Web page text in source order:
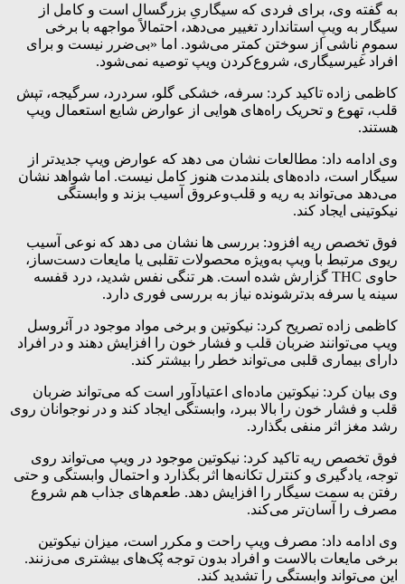
به گفته وی، برای فردی که سیگاریِ بزرگسال است و کامل از
سیگار به ویپِ استاندارد تغییر می‌دهد، احتمالاً مواجهه با برخی
سمومِ ناشی از سوختن کمتر می‌شود. اما «بی‌ضرر نیست و برای
افراد غیرسیگاری، شروع‌کردن ویپ توصیه نمی‌شود.
کاظمی زاده تاکید کرد: سرفه، خشکی گلو، سردرد، سرگیجه، تپش
قلب، تهوع و تحریک راه‌های هوایی از عوارض شایع‌ استعمال ویپ
هستند.
وی ادامه داد: مطالعات نشان می دهد که عوارض ویپ جدیدتر از
سیگار است، داده‌های بلندمدت هنوز کامل نیست. اما شواهد نشان
می‌دهد می‌تواند به ریه و قلب‌وعروق آسیب بزند و وابستگی
نیکوتینی ایجاد کند.
فوق تخصص ریه افزود: بررسی ها نشان می دهد که نوعی آسیب
ریوی مرتبط با ویپ به‌ویژه محصولات تقلبی یا مایعات دست‌ساز،
حاوی THC گزارش شده است. هر تنگی نفس شدید، درد قفسه
سینه یا سرفه بدترشونده نیاز به بررسی فوری دارد.
کاظمی زاده تصریح کرد: نیکوتین و برخی مواد موجود در آئروسل
ویپ می‌توانند ضربان قلب و فشار خون را افزایش دهند و در افراد
دارای بیماری قلبی می‌تواند خطر را بیشتر کند.
وی بیان کرد: نیکوتین ماده‌ای اعتیادآور است که می‌تواند ضربان
قلب و فشار خون را بالا ببرد، وابستگی ایجاد کند و در نوجوانان روی
رشد مغز اثر منفی بگذارد.
فوق تخصص ریه تاکید کرد: نیکوتین موجود در ویپ می‌تواند روی
توجه، یادگیری و کنترل تکانه‌ها اثر بگذارد و احتمال وابستگی و حتی
رفتن به سمت سیگار را افزایش دهد. طعم‌های جذاب هم شروع
مصرف را آسان‌تر می‌کند.
وی ادامه داد: مصرف ویپ راحت و مکرر است، میزان نیکوتین
برخی مایعات بالاست و افراد بدون توجه پُک‌های بیشتری می‌زنند.
این می‌تواند وابستگی را تشدید کند.